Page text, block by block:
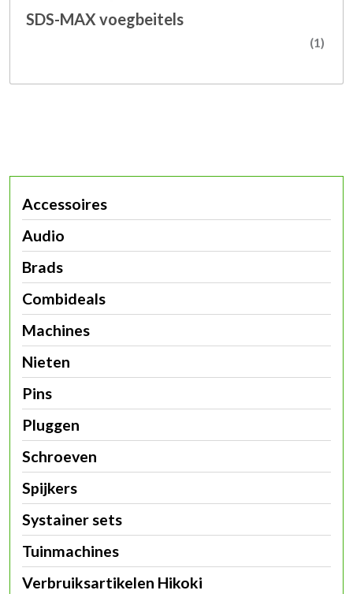
SDS-MAX voegbeitels
(1)
Accessoires
Audio
Brads
Combideals
Machines
Nieten
Pins
Pluggen
Schroeven
Spijkers
Systainer sets
Tuinmachines
Verbruiksartikelen Hikoki